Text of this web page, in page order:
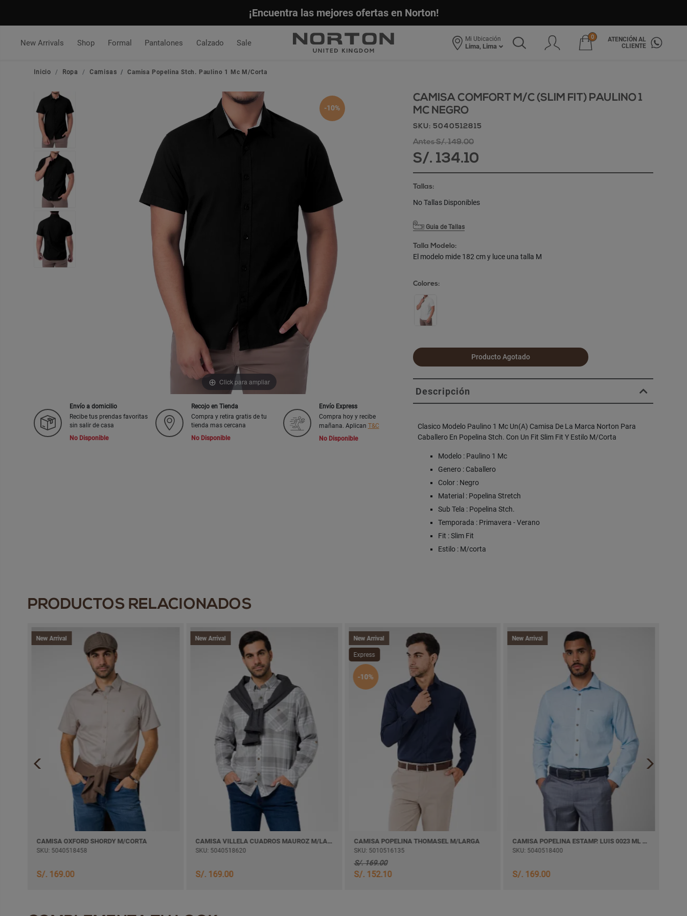
¡Encuentra las mejores ofertas en Norton!
New Arrivals Shop Formal Pantalones Calzado Sale Mi Ubicación
Lima, Lima
0
ATENCIÓN AL
CLIENTE
Inicio Ropa Camisas Camisa Popelina Stch. Paulino 1 Mc M/Corta
-10%
Click para ampliar
Envío a domicilio
Recibe tus prendas favoritas
sin salir de casa
No Disponible
Recojo en Tienda
Compra y retira gratis de tu
tienda mas cercana
No Disponible
Envío Express
Compra hoy y recibe
mañana. Aplican T&C
No Disponible
CAMISA COMFORT M/C (SLIM FIT) PAULINO 1
MC NEGRO
SKU: 5040512815
Antes S/. 149.00
S/. 134.10
Tallas:
No Tallas Disponibles
Guia de Tallas
Talla Modelo:
El modelo mide 182 cm y luce una talla M
Colores:
Producto Agotado
Descripción
Clasico Modelo Paulino 1 Mc Un(A) Camisa De La Marca Norton Para
Caballero En Popelina Stch. Con Un Fit Slim Fit Y Estilo M/Corta
Modelo : Paulino 1 Mc
Genero : Caballero
Color : Negro
Material : Popelina Stretch
Sub Tela : Popelina Stch.
Temporada : Primavera - Verano
Fit : Slim Fit
Estilo : M/corta
PRODUCTOS RELACIONADOS
New Arrival
CAMISA OXFORD SHORDY M/CORTA
SKU: 5040518458
S/. 169.00
New Arrival
CAMISA VILLELA CUADROS MAUROZ M/LARGA
SKU: 5040518620
S/. 169.00
New Arrival
Express
-10%
CAMISA POPELINA THOMASEL M/LARGA
SKU: 5010516135
S/. 169.00
S/. 152.10
New Arrival
CAMISA POPELINA ESTAMP. LUIS 0023 ML M/LARGA
SKU: 5040518400
S/. 169.00